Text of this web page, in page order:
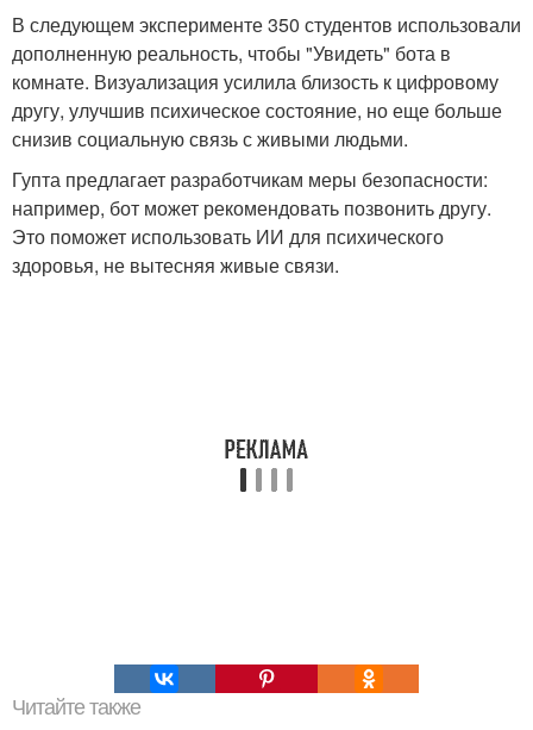
В следующем эксперименте 350 студентов использовали
дополненную реальность, чтобы "Увидеть" бота в
комнате. Визуализация усилила близость к цифровому
другу, улучшив психическое состояние, но еще больше
снизив социальную связь с живыми людьми.
Гупта предлагает разработчикам меры безопасности:
например, бот может рекомендовать позвонить другу.
Это поможет использовать ИИ для психического
здоровья, не вытесняя живые связи.
Читайте также